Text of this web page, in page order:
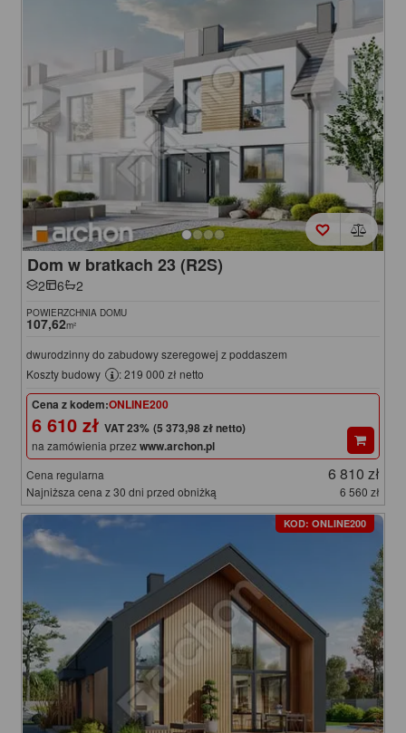
Dom w bratkach 23 (R2S)
2 6 2
POWIERZCHNIA DOMU
107,62m²
dwurodzinny do zabudowy szeregowej z poddaszem
Koszty budowy
: 219 000 zł netto
Cena z kodem:ONLINE200
6 610 zł (5 373,98 zł netto)
na zamówienia przezwww.archon.pl
Cena regularna 6 810 zł
Najniższa cena z 30 dni przed obniżką 6 560 zł
KOD: ONLINE200